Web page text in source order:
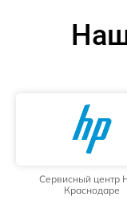
Сервисный центр
Краснодаре